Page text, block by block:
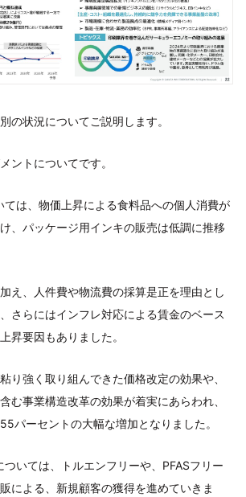
の状況についてご説明します。
ントについてです。
は、物価上昇による食料品への個人消費が
、パッケージ用インキの販売は低調に推移
え、人件費や物流費の採算是正を理由とし
さらにはインフレ対応による賃金のベース
昇要因もありました。
り強く取り組んできた価格改定の効果や、
む事業構造改革の効果が着実にあらわれ、
パーセントの大幅な増加となりました。
いては、トルエンフリーや、PFASフリー
による、新規顧客の獲得を進めていきま